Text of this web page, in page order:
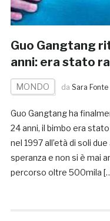
Guo Gangtang
anni: era stato
MONDO da Sara Fonte
Guo Gangtang ha
24 anni, il bimbo era
nel 1997 all’età di soli
speranza e non si è mai
percorso oltre 500mila